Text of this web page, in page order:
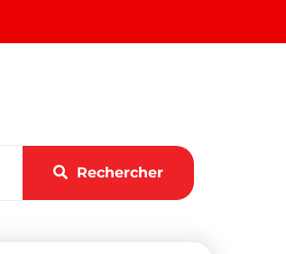
Rechercher